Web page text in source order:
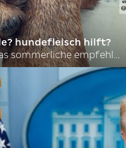
hundefleisch hilft?
nordkoreas sommerliche empfehlungen